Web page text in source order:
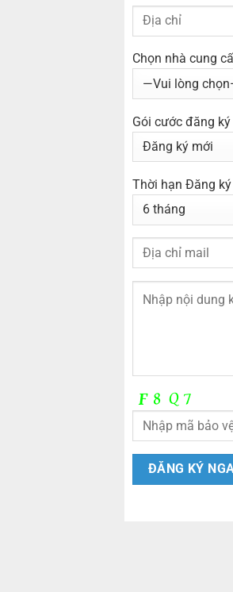
Chọn nhà cung
Gói cước đăng ký
Thời hạn Đăng ký